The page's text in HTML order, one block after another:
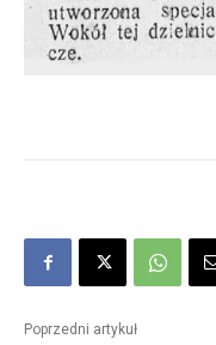
Poprzedni artykuł